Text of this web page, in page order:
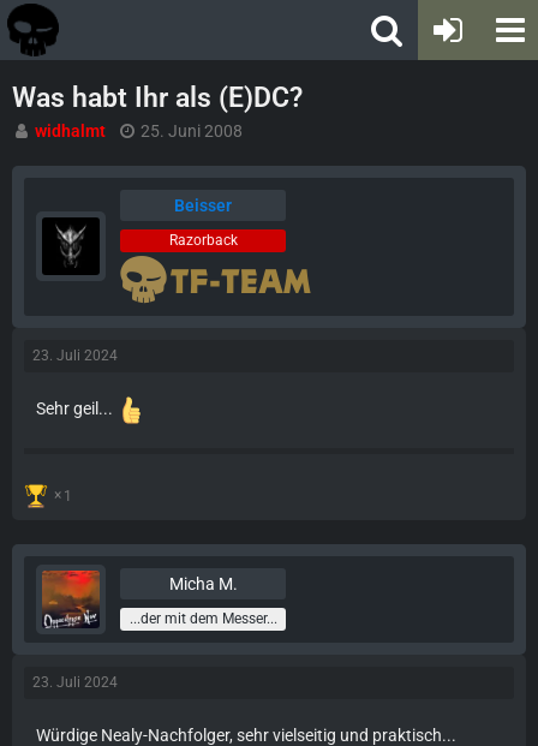
Was habt Ihr als (E)DC?
widhalmt 25. Juni 2008
Beisser
Razorback
23. Juli 2024
Sehr geil...
1
Micha M.
...der mit dem Messer...
23. Juli 2024
Würdige Nealy-Nachfolger, sehr vielseitig und praktisch...